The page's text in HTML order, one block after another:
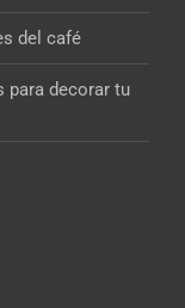
del café
para decorar tu